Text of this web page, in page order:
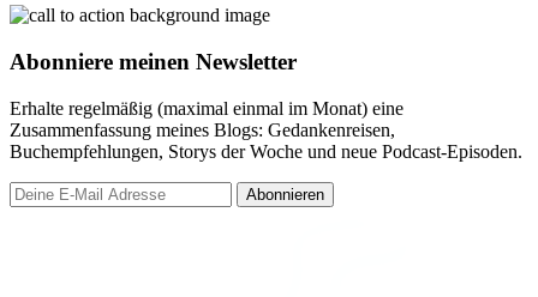
Abonniere meinen Newsletter
Erhalte regelmäßig (maximal einmal im Monat) eine
Zusammenfassung meines Blogs: Gedankenreisen,
Buchempfehlungen, Storys der Woche und neue Podcast-Episoden.
Abonnieren